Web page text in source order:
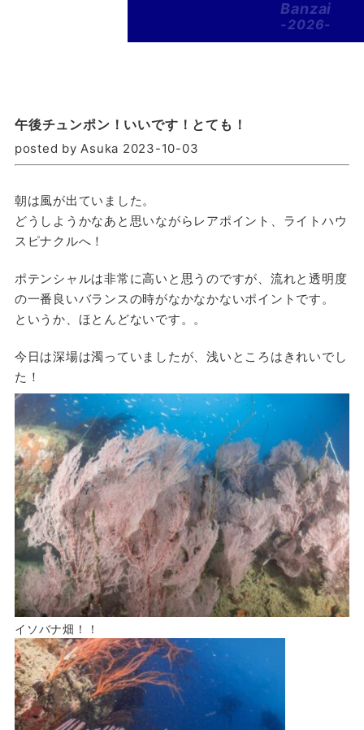
Banzai
-2026-
午後チュンポン！いいです！とても！
posted by Asuka 2023-10-03
朝は風が出ていました。
どうしようかなあと思いながらレアポイント、ライトハウ
スピナクルへ！
ポテンシャルは非常に高いと思うのですが、流れと透明度
の一番良いバランスの時がなかなかないポイントです。
というか、ほとんどないです。。
今日は深場は濁っていましたが、浅いところはきれいでし
た！
イソバナ畑！！